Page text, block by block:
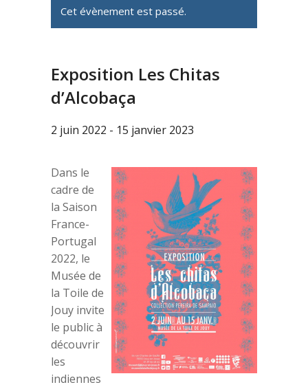
Cet évènement est passé.
Exposition Les Chitas
d’Alcobaça
2 juin 2022 - 15 janvier 2023
Dans le
cadre de
la Saison
France-
Portugal
2022, le
Musée de
la Toile de
Jouy invite
le public à
découvrir
les
indiennes